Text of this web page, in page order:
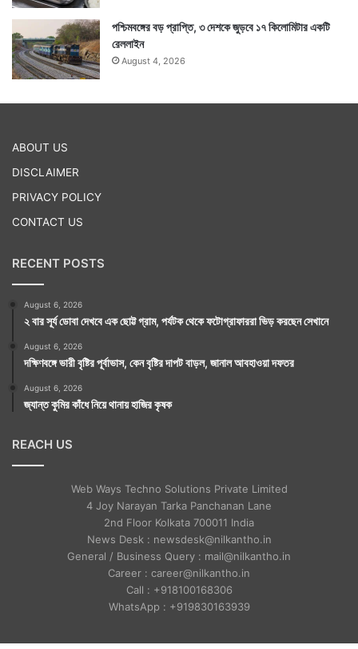
পশ্চিমবঙ্গের বড় প্রাপ্তি, ৩ দেশকে জুড়বে ১৭ কিলোমিটার একটি
রেললাইন
August 4, 2026
ABOUT US
DISCLAIMER
PRIVACY POLICY
CONTACT US
RECENT POSTS
August 6, 2026
২ বার সূর্য ডোবা দেখবে এক ছোট্ট গ্রাম, পর্যটক থেকে ফটোগ্রাফাররা ভিড় করছেন সেখানে
August 6, 2026
দক্ষিণবঙ্গে ভারী বৃষ্টির পূর্বাভাস, কেন বৃষ্টির দাপট বাড়ল, জানাল আবহাওয়া দফতর
August 6, 2026
জ্যান্ত কুমির কাঁধে নিয়ে থানায় হাজির কৃষক
REACH US
Web Ways Techno Solutions Private Limited
4 Joy Narayan Tarka Panchanan Lane
2nd Floor Kolkata 700011 India
News Desk : newsdesk@nilkantho.in
General / Business Query : mail@nilkantho.in
Career : career@nilkantho.in
Call : +918100168306
WhatsApp : +919830163939